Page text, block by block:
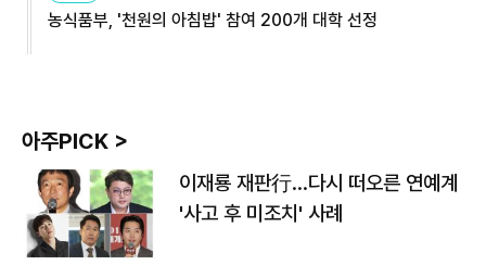
농식품부, '천원의 아침밥' 참여 200개 대학 선정
아주PICK >
이재룡 재판行…다시 떠오른 연예계
'사고 후 미조치' 사례